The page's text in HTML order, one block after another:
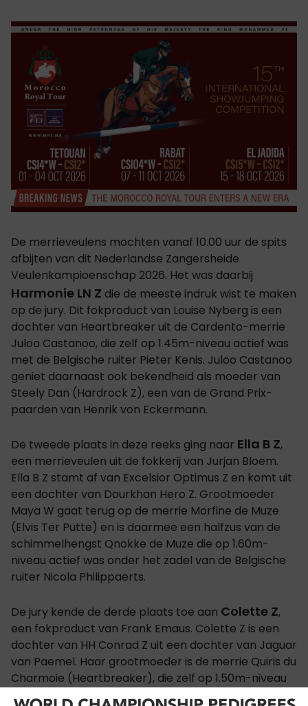
De merrieveulens mochten vanaf 10.00 uur de spits
afbijten van dit Nederlandse Zangersheide
Veulenkampioenschap 2026. Het was daarbij
Harmonie LN Z die de meeste indruk wist te maken
op de jury. Dit fokproduct van Louise Nyberg is een
dochter van Heartbreaker uit de Cardento-merrie
Juloo Castanoo, die zelf op 1.45m-niveau actief was
met de Belgische ruiter Pieter Kenis. Juloo Castanoo
geniet daarnaast ook bekendheid als moeder van
Steely Dan (Hardrock Z), een van de Grand Prix-
paarden van Henrik von Eckermann.
De tweede plaats in deze reeks ging naar Ella B Z,
een merrieveulen uit de fokkerij van Jurjan Bloem.
Ella B Z stamt af van Excelsior Optimus Z en komt uit
een dochter van Dourkhan Hero Z. Grootmoeder
Maya W gaat terug op de merrie Morfine de Muze
(Elvis Ter Putte) en is daarmee een halfzus van de
schimmelhengst Qnokke de Muze die op 1.60m-
niveau actief was onder het zadel van de Belgische
ruiter Nicola Philippaerts.
De jury kende de derde plaats toe aan Colette Z,
een fokproduct van Frank Emaus. Colette Z is een
dochter van HH Conrad Z uit een dochter van Jaguar
van Paemel. Haar grootmoeder is de merrie Quiris du
Charmoie (Heartbreaker), die zelf op 1.50m-niveau
uitkwam onder het zadel van de Belgische ruiter